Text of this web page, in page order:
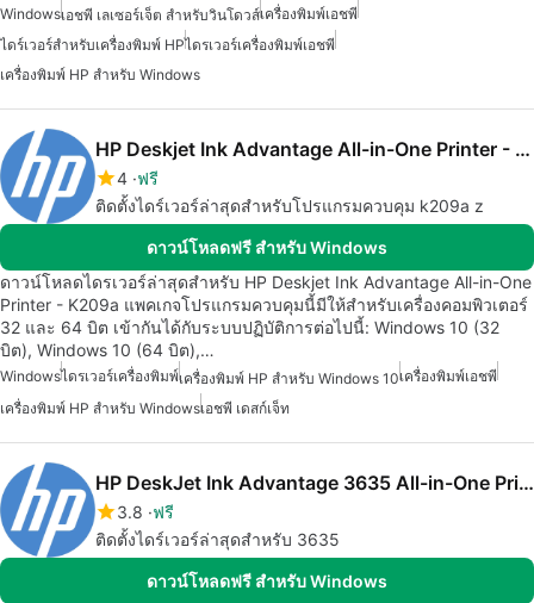
Windowsเอชพี เลเซอร์เจ็ต สำหรับวินโดวส์เครื่องพิมพ์เอชพี
ไดร์เวอร์สำหรับเครื่องพิมพ์ HPไดรเวอร์เครื่องพิมพ์เอชพี
เครื่องพิมพ์ HP สำหรับ Windows
HP Deskjet Ink Advantage All-in-One Printer - K209a drivers
4 ฟรี
ติดตั้งไดร์เวอร์ล่าสุดสำหรับโปรแกรมควบคุม k209a z
ดาวน์โหลดฟรี สำหรับ Windows
ดาวน์โหลดไดรเวอร์ล่าสุดสำหรับ HP Deskjet Ink Advantage All-in-One
Printer - K209a แพคเกจโปรแกรมควบคุมนี้มีให้สำหรับเครื่องคอมพิวเตอร์
32 และ 64 บิต เข้ากันได้กับระบบปฏิบัติการต่อไปนี้: Windows 10 (32
บิต), Windows 10 (64 บิต),…
Windowsไดรเวอร์เครื่องพิมพ์เครื่องพิมพ์ HP สำหรับ Windows 10เครื่องพิมพ์เอชพี
เครื่องพิมพ์ HP สำหรับ Windowsเอชพี เดสก์เจ็ท
HP DeskJet Ink Advantage 3635 All-in-One Printer drivers
3.8 ฟรี
ติดตั้งไดร์เวอร์ล่าสุดสำหรับ 3635
ดาวน์โหลดฟรี สำหรับ Windows